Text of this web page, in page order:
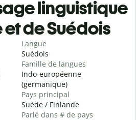
linguistique
et de Suédois
Langue
Suédois
Famille de langues
Indo-européenne
(germanique)
Pays principal
Suède / Finlande
Parlé dans # de pays